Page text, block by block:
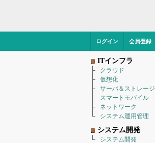
ログイン 会員登録
ITインフラ
クラウド
仮想化
サーバ＆ストレージ
スマートモバイル
ネットワーク
システム運用管理
システム開発
システム開発